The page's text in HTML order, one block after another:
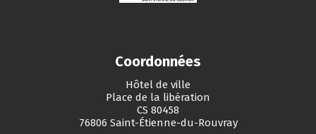
Coordonnées
Hôtel de ville
Place de la libération
CS 80458
76806 Saint-Étienne-du-Rouvray